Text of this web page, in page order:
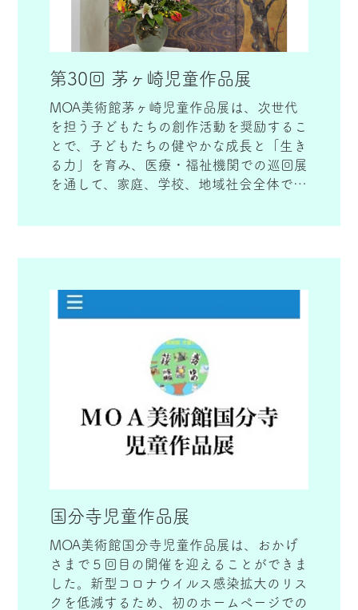
第30回 茅ヶ崎児童作品展
MOA美術館茅ヶ崎児童作品展は、次世代
を担う子どもたちの創作活動を奨励するこ
とで、子どもたちの健やかな成長と「生き
る力」を育み、医療・福祉機関での巡回展
を通して、家庭、学校、地域社会全体で情
国分寺児童作品展
MOA美術館国分寺児童作品展は、おかげ
さまで５回目の開催を迎えることができま
した。新型コロナウイルス感染拡大のリス
クを低減するため、初のホームページでの